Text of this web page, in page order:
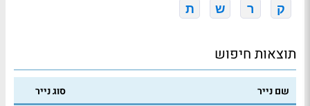
ק ר ש ת
תוצאות חיפוש
שם נייר סוג נייר